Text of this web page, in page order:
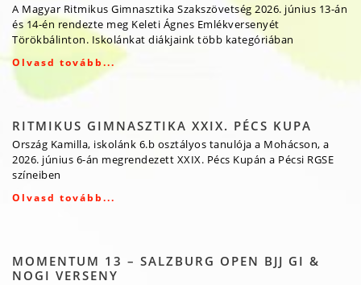
A Magyar Ritmikus Gimnasztika Szakszövetség 2026. június 13-án
és 14-én rendezte meg Keleti Ágnes Emlékversenyét
Törökbálinton. Iskolánkat diákjaink több kategóriában
Olvasd tovább...
RITMIKUS GIMNASZTIKA XXIX. PÉCS KUPA
Ország Kamilla, iskolánk 6.b osztályos tanulója a Mohácson, a
2026. június 6-án megrendezett XXIX. Pécs Kupán a Pécsi RGSE
színeiben
Olvasd tovább...
MOMENTUM 13 – SALZBURG OPEN BJJ GI &
NOGI VERSENY